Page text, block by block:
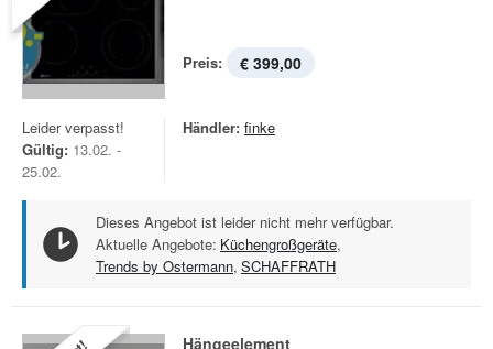
Preis: € 399,00
Leider verpasst!
Gültig: 13.02. -
25.02.
Händler: finke
Dieses Angebot ist leider nicht mehr verfügbar.
Aktuelle Angebote: Küchengroßgeräte,
Trends by Ostermann, SCHAFFRATH
Hängeelement